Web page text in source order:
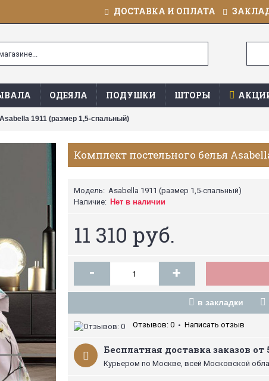
ДОСТАВКА И ОПЛАТА
ОДЕЯЛА ПОДУШКИ ШТОРЫ
1911 (размер 1,5-спальный)
Комплект постельного белья
Модель: Asabella 1911 (размер 1,5-спальный)
Наличие: Нет в наличии
11 310 руб.
- +
в закладки
Отзывов: 0 • Написать отзыв
Бесплатная доставка заказов от
Курьером по Москве, всей Московской